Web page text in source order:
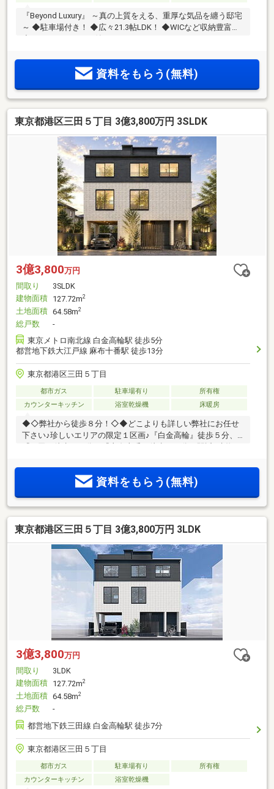
『Beyond Luxury』 ～真の上質をえる、重厚な気品を纏う邸宅
～ ◆駐車場付き！ ◆広々21.3帖LDK！ ◆WICなど収納豊富！
◆ルーフバルコニー付き！
資料をもらう(無料)
東京都港区三田５丁目 3億3,800万円 3SLDK
3億3,800万円
間取り
3SLDK
建物面積 127.72m2
土地面積 64.58m2
総戸数
-
東京メトロ南北線 白金高輪駅 徒歩5分
都営地下鉄大江戸線 麻布十番駅 徒歩13分
東京都港区三田５丁目
都市ガス 駐車場有り
所有権
カウンターキッチン
浴室乾燥機 床暖房
◆◇弊社から徒歩８分！◇◆どこよりも詳しい弊社にお任せ
下さい♪珍しいエリアの限定１区画♪『白金高輪』徒歩５分、
資料をもらう(無料)
東京都港区三田５丁目 3億3,800万円 3LDK
3億3,800万円
間取り
3LDK
建物面積 127.72m2
土地面積 64.58m2
総戸数
-
都営地下鉄三田線 白金高輪駅 徒歩7分
東京都港区三田５丁目
都市ガス 駐車場有り
所有権
カウンターキッチン
浴室乾燥機